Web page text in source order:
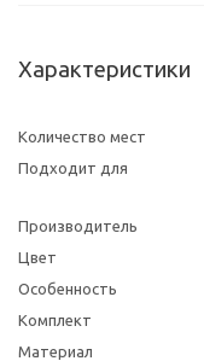
Характеристики
Количество мест
Подходит для
Производитель
Цвет
Особенность
Комплект
Материал